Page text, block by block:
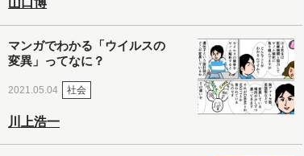
マンガでわかる「ウイルスの
変異」ってなに？
2021.05.04 社会
川上浩一